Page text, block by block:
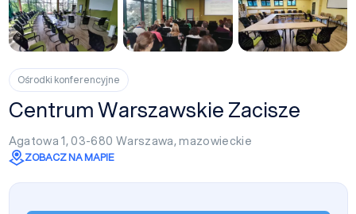
Ośrodki konferencyjne
Centrum Warszawskie Zacisze
Agatowa 1, 03-680 Warszawa,mazowieckie
ZOBACZ NA MAPIE